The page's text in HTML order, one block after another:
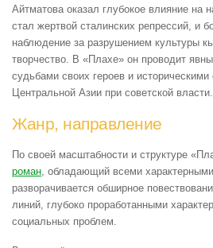
Айтматова оказал глубокое влияние на
стал жертвой сталинских репрессий, и
наблюдение за разрушением культуры
творчество. В «Плахе» он проводит
судьбами своих героев и
Центральной Азии при советской власти.
Жанр, направление
По своей масштабности и структуре
роман, обладающий всеми
разворачивается обширное
линий, глубоко проработанными
социальных проблем.